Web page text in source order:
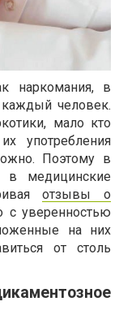
наркомания, в
человек.
мало кто
употребления
Поэтому в
в медицинские
отзывы о
с уверенностью
на них
от столь